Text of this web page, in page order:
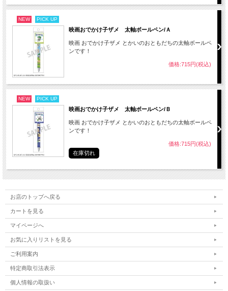
NEW PICK UP
映画おでかけ子ザメ 太軸ボールペン/Ａ
映画 おでかけ子ザメ とかいのおともだちの太軸ボールペ
ンです！
価格:715円(税込)
NEW PICK UP
映画おでかけ子ザメ 太軸ボールペン/Ｂ
映画 おでかけ子ザメ とかいのおともだちの太軸ボールペ
ンです！
価格:715円(税込)
在庫切れ
お店のトップへ戻る
カートを見る
マイページへ
お気に入りリストを見る
ご利用案内
特定商取引法表示
個人情報の取扱い